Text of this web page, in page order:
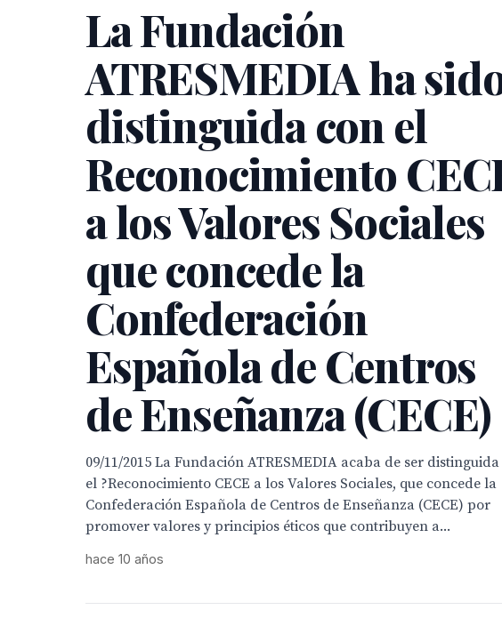
La Fundación
ATRESMEDIA ha
distinguida con el
Reconocimiento
a los Valores Sociales
que concede la
Confederación
Española de Centros
de Enseñanza (CECE)
09/11/2015 La Fundación ATRESMEDIA acaba de ser
el ?Reconocimiento CECE a los Valores Sociales, que concede la
Confederación Española de Centros de Enseñanza (CECE) por
promover valores y principios éticos que contribuyen a...
hace 10 años